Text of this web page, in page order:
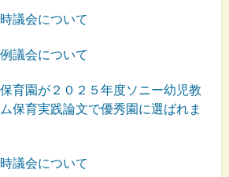
議会について
議会について
育園が２０２５年度ソニー幼児教
保育実践論文で優秀園に選ばれま
議会について